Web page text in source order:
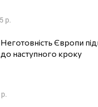
р.
Неготовність Європи підштовхує Путіна
до наступного кроку